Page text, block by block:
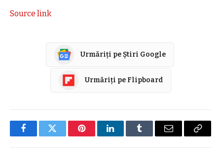
Source link
Urmăriți pe Știri Google
Urmăriți pe Flipboard
FacebookTwitter PinterestLinkedInTumblr E-